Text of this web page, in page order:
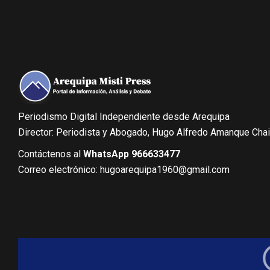
Periodismo Digital Independiente desde Arequipa
Director: Periodista y Abogado, Hugo Alfredo Amanque
Contáctenos al WhatsApp 966633477
Correo electrónico: hugoarequipa1960@gmail.com